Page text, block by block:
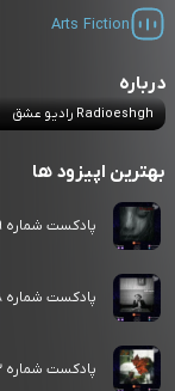
Fiction
Arts
درباره
Radioeshgh رادیو عشق
بهترین اپیزود ها
پادکست شماره ۹...
پادکست شماره ۸...
پادکست شماره ۱۳...